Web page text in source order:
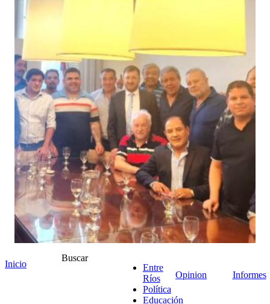
Inicio
Buscar
Entre
Ríos
Política
Educación
Opinion Informes